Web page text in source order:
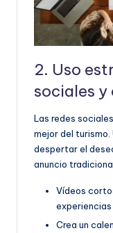
2. Uso
sociales
Las redes
mejor del turismo.
despertar el
anuncio
Vídeos
Crea un